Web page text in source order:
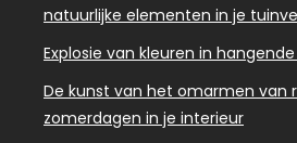
natuurlijke elementen in je
Explosie van kleuren in
De kunst van het omarmen van
zomerdagen in je interieur